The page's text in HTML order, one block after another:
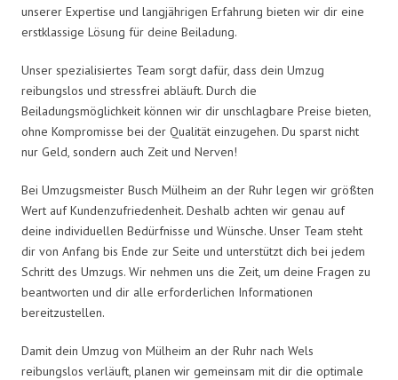
unserer Expertise und langjährigen Erfahrung bieten wir dir eine
erstklassige Lösung für deine Beiladung.
Unser spezialisiertes Team sorgt dafür, dass dein Umzug
reibungslos und stressfrei abläuft. Durch die
Beiladungsmöglichkeit können wir dir unschlagbare Preise bieten,
ohne Kompromisse bei der Qualität einzugehen. Du sparst nicht
nur Geld, sondern auch Zeit und Nerven!
Bei Umzugsmeister Busch Mülheim an der Ruhr legen wir größten
Wert auf Kundenzufriedenheit. Deshalb achten wir genau auf
deine individuellen Bedürfnisse und Wünsche. Unser Team steht
dir von Anfang bis Ende zur Seite und unterstützt dich bei jedem
Schritt des Umzugs. Wir nehmen uns die Zeit, um deine Fragen zu
beantworten und dir alle erforderlichen Informationen
bereitzustellen.
Damit dein Umzug von Mülheim an der Ruhr nach Wels
reibungslos verläuft, planen wir gemeinsam mit dir die optimale